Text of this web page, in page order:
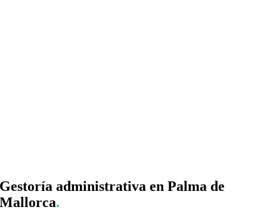
Gestoría administrativa en Palma de
Mallorca.